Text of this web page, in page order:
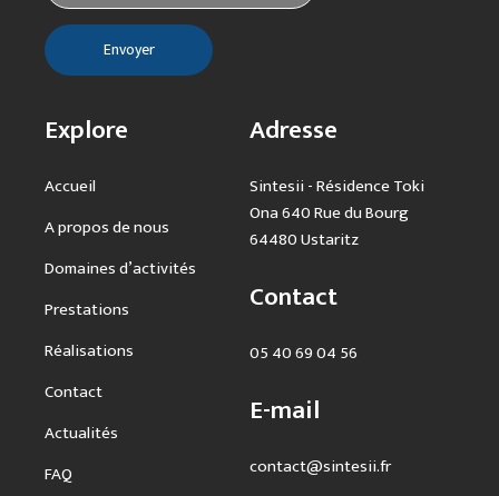
Explore
Accueil
A propos de nous
Domaines d’activités
Prestations
Réalisations
Contact
Actualités
FAQ
Adresse
Sintesii - Résidence Toki
Ona 640 Rue du Bourg
64480 Ustaritz
Contact
05 40 69 04 56
E-mail
contact@sintesii.fr